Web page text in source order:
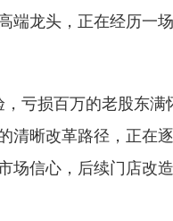
端龙头，正在经历一
亏损百万的老股东
清晰改革路径，正在
场信心，后续门店改